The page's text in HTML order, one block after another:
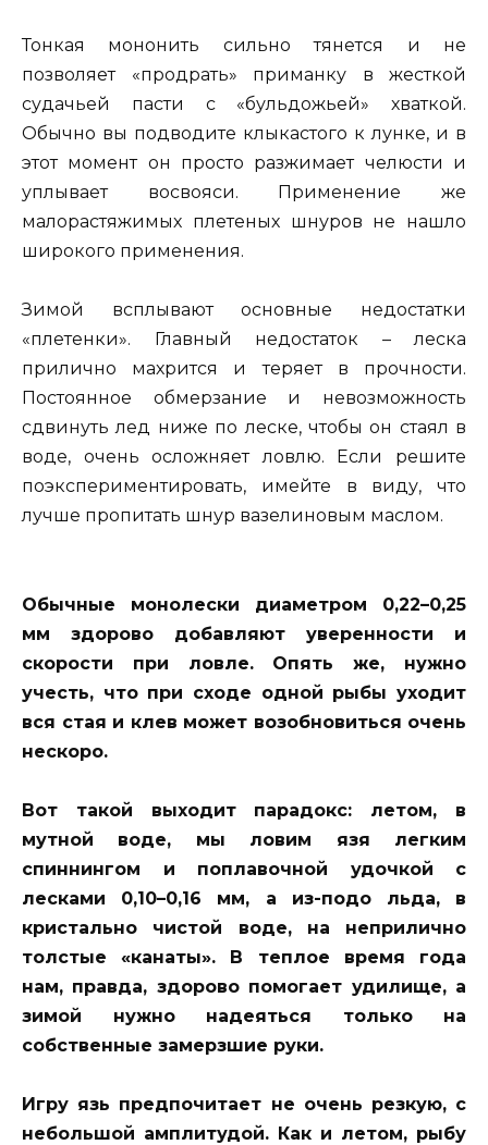
Тонкая мононить сильно тянется и не
позволяет «продрать» приманку в жесткой
судачьей пасти с «бульдожьей» хваткой.
Обычно вы подводите клыкастого к лунке, и в
этот момент он просто разжимает челюсти и
уплывает восвояси. Применение же
малорастяжимых плетеных шнуров не нашло
широкого применения.
Зимой всплывают основные недостатки
«плетенки». Главный недостаток – леска
прилично махрится и теряет в прочности.
Постоянное обмерзание и невозможность
сдвинуть лед ниже по леске, чтобы он стаял в
воде, очень осложняет ловлю. Если решите
поэкспериментировать, имейте в виду, что
лучше пропитать шнур вазелиновым маслом.
Обычные монолески диаметром 0,22–0,25
мм здорово добавляют уверенности и
скорости при ловле. Опять же, нужно
учесть, что при сходе одной рыбы уходит
вся стая и клев может возобновиться очень
нескоро.
Вот такой выходит парадокс: летом, в
мутной воде, мы ловим язя легким
спиннингом и поплавочной удочкой с
лесками 0,10–0,16 мм, а из-подо льда, в
кристально чистой воде, на неприлично
толстые «канаты». В теплое время года
нам, правда, здорово помогает удилище, а
зимой нужно надеяться только на
собственные замерзшие руки.
Игру язь предпочитает не очень резкую, с
небольшой амплитудой. Как и летом, рыбу